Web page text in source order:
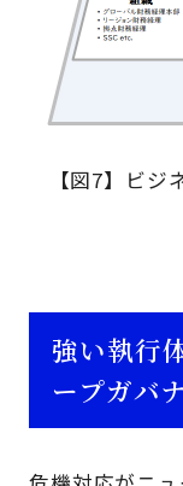
【図7】ビ
強い執行
ープガバ